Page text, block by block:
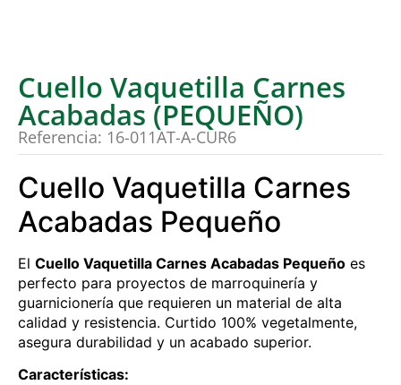
Cuello Vaquetilla Carnes
Acabadas (PEQUEÑO)
Referencia: 16-011AT-A-CUR6
Cuello Vaquetilla Carnes
Acabadas Pequeño
El Cuello Vaquetilla Carnes Acabadas Pequeño es
perfecto para proyectos de marroquinería y
guarnicionería que requieren un material de alta
calidad y resistencia. Curtido 100% vegetalmente,
asegura durabilidad y un acabado superior.
Características: